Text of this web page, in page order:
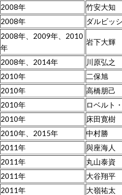
2008年
竹安大知
2008年 ダルビッ
2008年、2009年、2010
年
岩下大輝
2008年、2014年
川原弘之
2010年
二保旭
2010年
高橋朋己
2010年
ロベルト
2010年
床田寛樹
2010年、2015年
中村勝
2011年
與座海人
2011年
丸山泰資
2011年
大谷翔平
2011年
大嶺祐太